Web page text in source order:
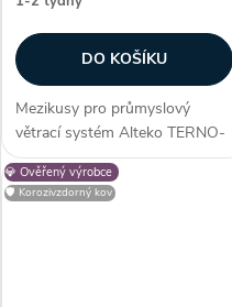
DO KOŠÍKU
Mezikusy pro průmyslový
větrací systém Alteko TERNO-
S. Vhodné pro systém řady
TERNO-S 200. Zákazníci často
dokupují...
💎 Ověřený výrobce
🛡️ Korozivzdorný kov